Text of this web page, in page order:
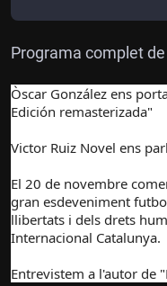
Programa complet
Òscar González ens
Edición remasterizada"
Victor Ruiz Novel ens
El 20 de novembre
gran esdeveniment
llibertats i dels drets
Internacional Catalunya.
Entrevistem a l'autor de